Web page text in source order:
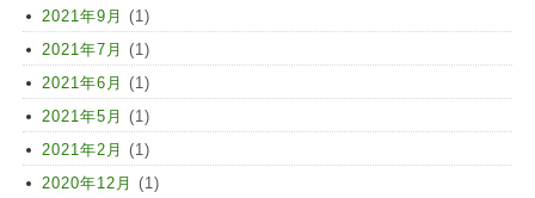
2021年9月 (1)
2021年7月 (1)
2021年6月 (1)
2021年5月 (1)
2021年2月 (1)
2020年12月 (1)